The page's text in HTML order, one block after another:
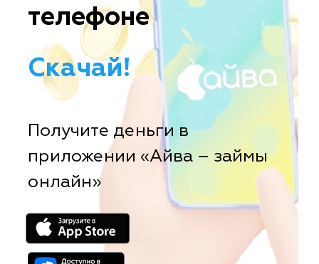
телефоне
Скачай!
Получите деньги в
приложении «Айва – займы
онлайн»